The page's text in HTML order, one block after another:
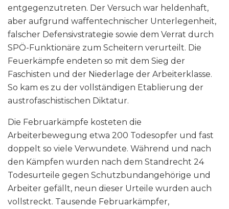
entgegenzutreten. Der Versuch war heldenhaft,
aber aufgrund waffentechnischer Unterlegenheit,
falscher Defensivstrategie sowie dem Verrat durch
SPÖ-Funktionäre zum Scheitern verurteilt. Die
Feuerkämpfe endeten so mit dem Sieg der
Faschisten und der Niederlage der Arbeiterklasse.
So kam es zu der vollständigen Etablierung der
austrofaschistischen Diktatur.
Die Februarkämpfe kosteten die
Arbeiterbewegung etwa 200 Todesopfer und fast
doppelt so viele Verwundete. Während und nach
den Kämpfen wurden nach dem Standrecht 24
Todesurteile gegen Schutzbundangehörige und
Arbeiter gefällt, neun dieser Urteile wurden auch
vollstreckt. Tausende Februarkämpfer,